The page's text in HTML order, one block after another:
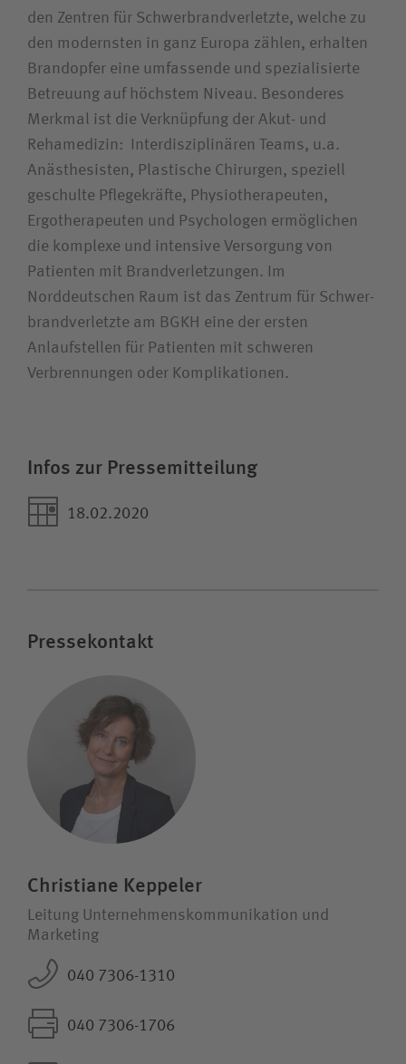
den Zentren für Schwer­brand­verletzte, welche zu
den modernsten in ganz Europa zählen, erhalten
Brandopfer eine umfassende und spezialisierte
Betreuung auf höchstem Niveau. Besonderes
Merkmal ist die Verknüpfung der Akut- und
Rehamedizin: Interdisziplinären Teams, u.a.
Anästhesisten, Plastische Chirurgen, speziell
geschulte Pflegekräfte, Physio­therapeuten,
Ergotherapeuten und Psychologen ermöglichen
die komplexe und intensive Versorgung von
Patienten mit Brand­verletzungen. Im
Norddeutschen Raum ist das Zentrum für Schwer­
brand­verletzte am BGKH eine der ersten
Anlaufstellen für Patienten mit schweren
Verbrennungen oder Komplikationen.
Infos zur Pressemitteilung
18.02.2020
Pressekontakt
Christiane Keppeler
Leitung Unternehmens­kommunikation und
Marketing
040 7306-1310
040 7306-1706